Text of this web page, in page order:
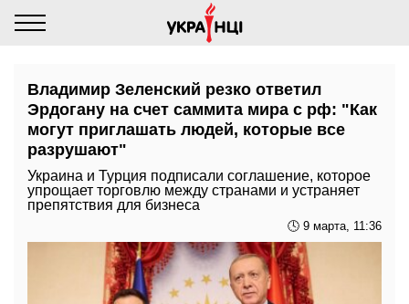
Владимир Зеленский резко ответил
Эрдогану на счет саммита мира с рф: "Как
могут приглашать людей, которые все
разрушают"
Украина и Турция подписали соглашение, которое
упрощает торговлю между странами и устраняет
препятствия для бизнеса
🕓 9 марта, 11:36